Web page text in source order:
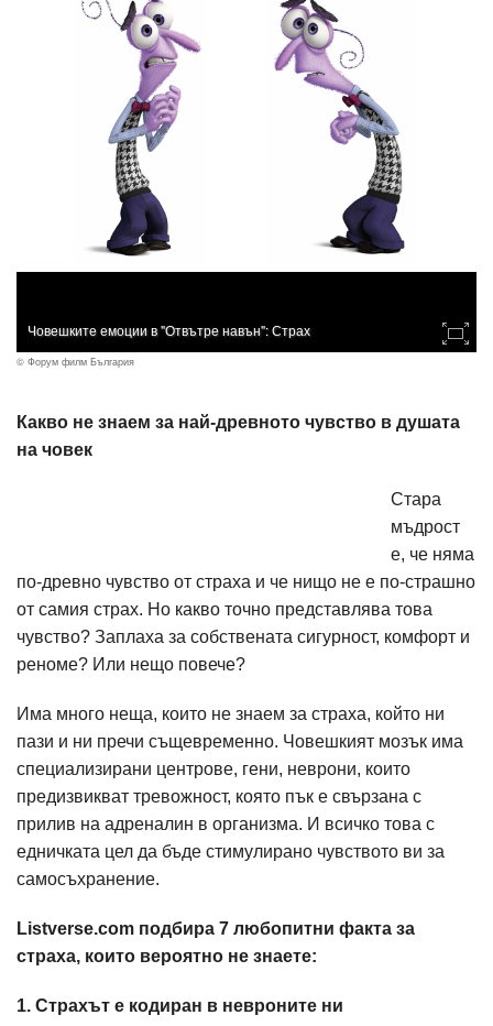
Човешките емоции в "Отвътре навън": Страх
© Форум филм България
Какво не знаем за най-древното чувство в душата
на човек
Стара
мъдрост
е, че няма
по-древно чувство от страха и че нищо не е по-страшно
от самия страх. Но какво точно представлява това
чувство? Заплаха за собствената сигурност, комфорт и
реноме? Или нещо повече?
Има много неща, които не знаем за страха, който ни
пази и ни пречи същевременно. Човешкият мозък има
специализирани центрове, гени, неврони, които
предизвикват тревожност, която пък е свързана с
прилив на адреналин в организма. И всичко това с
едничката цел да бъде стимулирано чувството ви за
самосъхранение.
Listversе.com подбира 7 любопитни факта за
страха, които вероятно не знаете:
1. Страхът е кодиран в невроните ни